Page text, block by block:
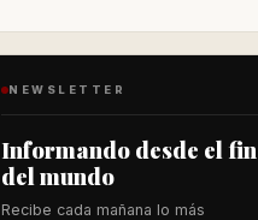
NEWSLETTER
Informando desde el fin
del mundo
Recibe cada mañana lo más